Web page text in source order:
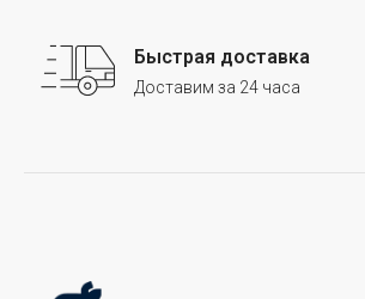
Быстрая доставка
Доставим за 24 часа